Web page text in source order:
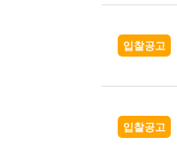
입찰공고
입찰공고